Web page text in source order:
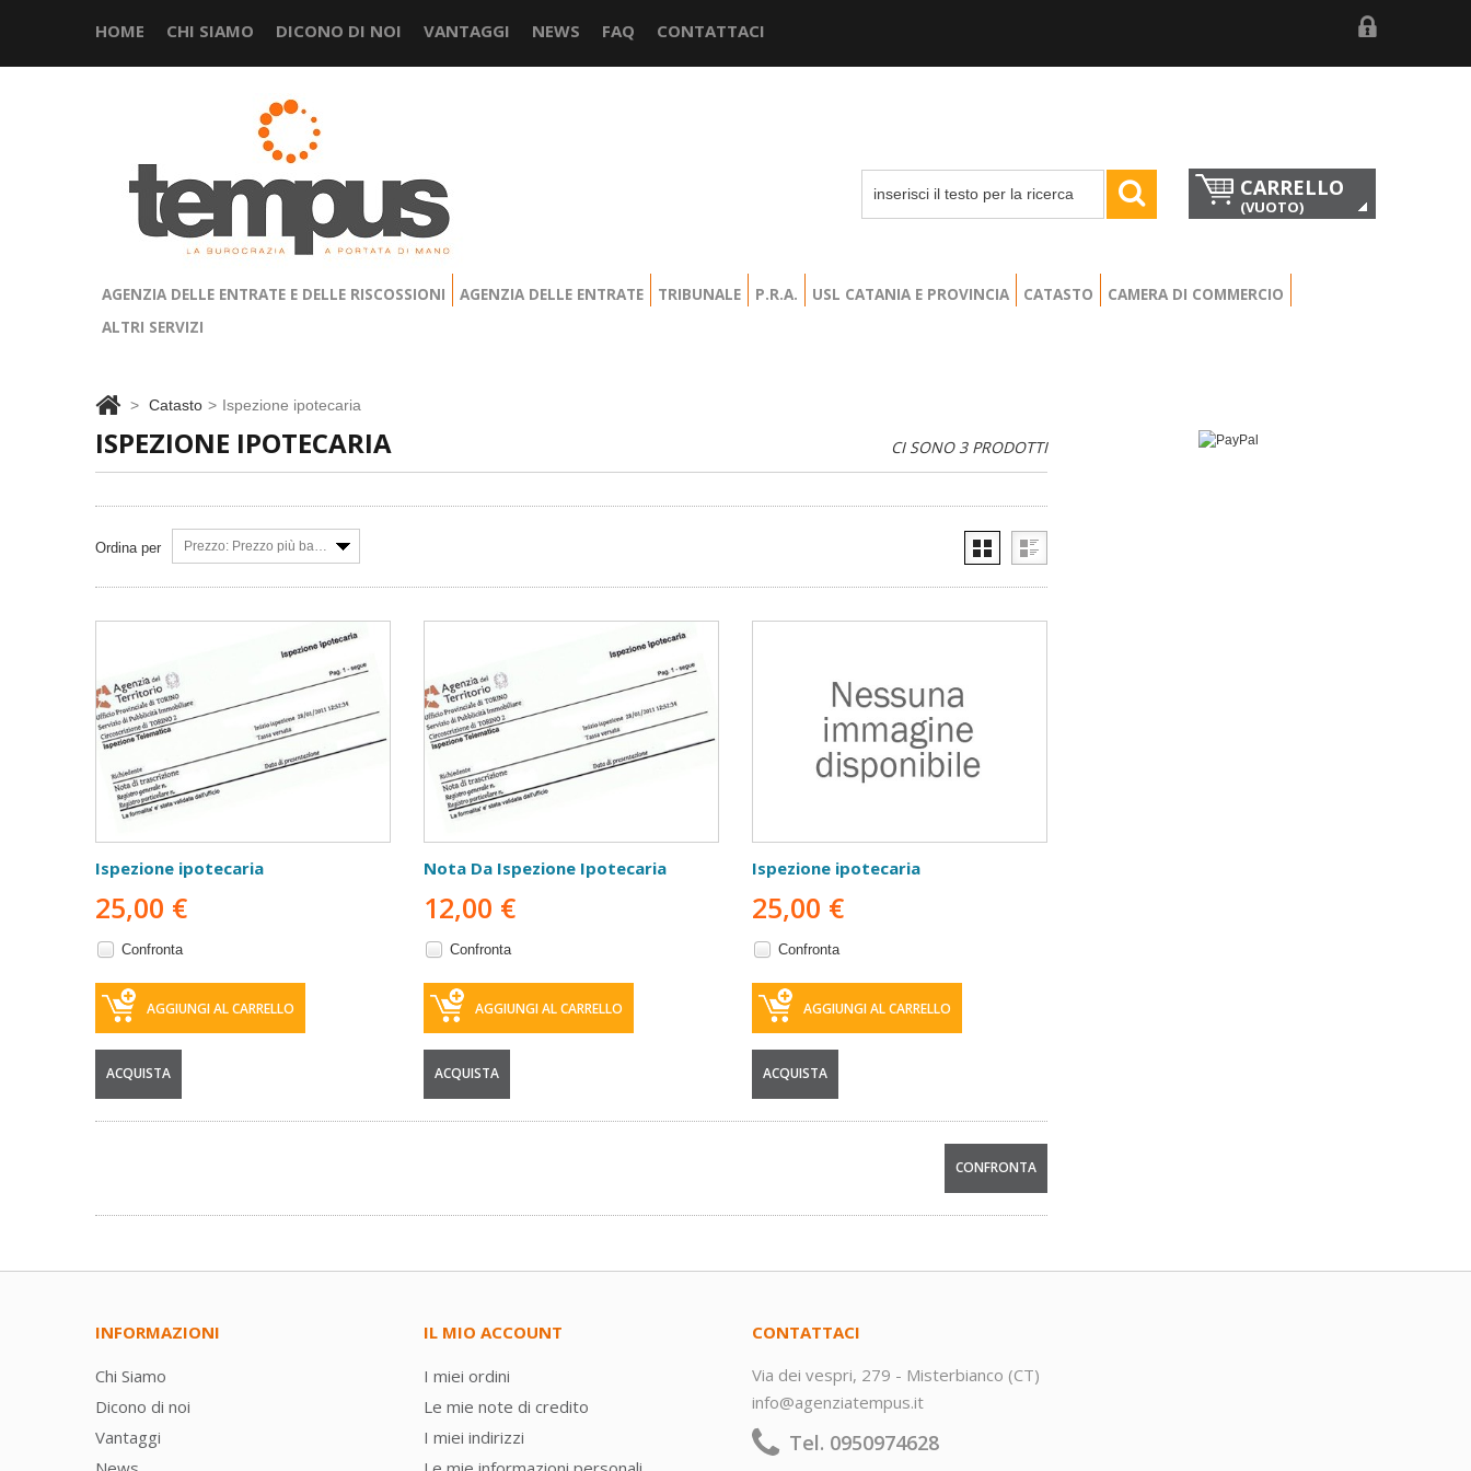
AGENZIA DELLE ENTRATE E DELLE RISCOSSIONI AGENZIA DELLE ENTRATE TRIBUNALE P.R.A. USL CATANIA E PROVINCIA CATASTO
CAMERA DI COMMERCIO
ALTRI SERVIZI
CARRELLO
(VUOTO)
HOME CHI SIAMO DICONO DI NOI VANTAGGI NEWS FAQ CONTATTACI
> Catasto > Ispezione ipotecaria
ISPEZIONE IPOTECARIA CI SONO 3 PRODOTTI
Ordina per Prezzo: Prezzo più basso
Ispezione ipotecaria
25,00 €
Confronta
AGGIUNGI AL CARRELLO
ACQUISTA
Nota Da Ispezione Ipotecaria
12,00 €
Confronta
AGGIUNGI AL CARRELLO
ACQUISTA
Ispezione ipotecaria
25,00 €
Confronta
AGGIUNGI AL CARRELLO
ACQUISTA
INFORMAZIONI
Chi Siamo
Dicono di noi
Vantaggi
IL MIO ACCOUNT
I miei ordini
Le mie note di credito
I miei indirizzi
CONTATTACI
Via dei vespri, 279 - Misterbianco (CT)
info@agenziatempus.it
Tel. 0950974628